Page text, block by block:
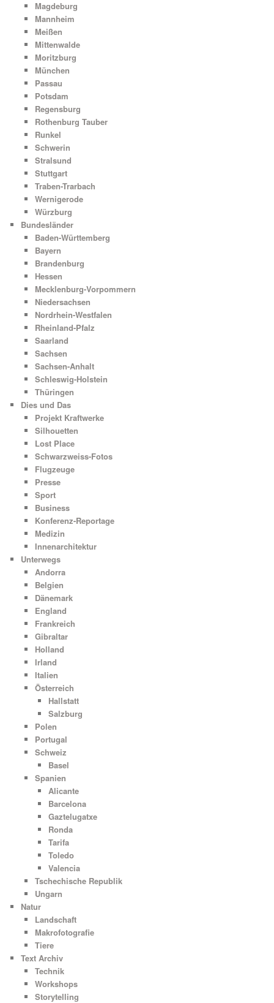
Magdeburg
Mannheim
Meißen
Mittenwalde
Moritzburg
München
Passau
Potsdam
Regensburg
Rothenburg Tauber
Runkel
Schwerin
Stralsund
Stuttgart
Traben-Trarbach
Wernigerode
Würzburg
Bundesländer
Baden-Württemberg
Bayern
Brandenburg
Hessen
Mecklenburg-Vorpommern
Niedersachsen
Nordrhein-Westfalen
Rheinland-Pfalz
Saarland
Sachsen
Sachsen-Anhalt
Schleswig-Holstein
Thüringen
Dies und Das
Projekt Kraftwerke
Silhouetten
Lost Place
Schwarzweiss-Fotos
Flugzeuge
Presse
Sport
Business
Konferenz-Reportage
Medizin
Innenarchitektur
Unterwegs
Andorra
Belgien
Dänemark
England
Frankreich
Gibraltar
Holland
Irland
Italien
Österreich
Hallstatt
Salzburg
Polen
Portugal
Schweiz
Basel
Spanien
Alicante
Barcelona
Gaztelugatxe
Ronda
Tarifa
Toledo
Valencia
Tschechische Republik
Ungarn
Natur
Landschaft
Makrofotografie
Tiere
Text Archiv
Technik
Workshops
Storytelling